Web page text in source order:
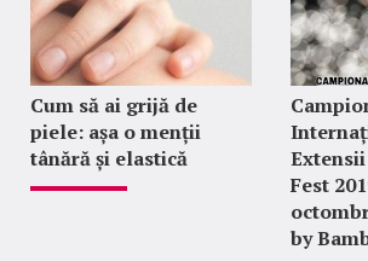
Cum să ai grijă de
piele: așa o menții
tânără și elastică
Fest
by